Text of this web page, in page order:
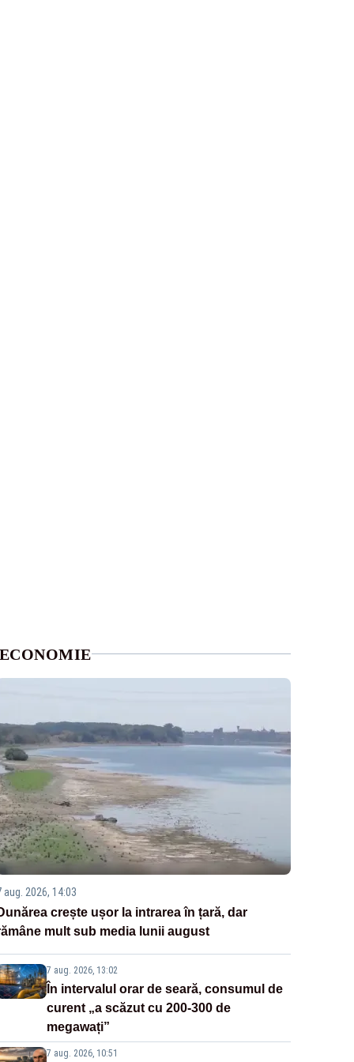
aug. 2026, 14:03
crește ușor la intrarea în țară, dar
mult sub media lunii august
7 aug. 2026, 13:02
În intervalul orar de seară, consumul de
curent „a scăzut cu 200-300 de
megawați”
7 aug. 2026, 10:51